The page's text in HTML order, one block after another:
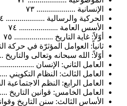
الإنسانية .................... ٧٣
الحركية والرسالية .................... ٧٤
الأسس العامة .................... ٧٤
أوّلاً: غاية التاريخ .................... ٧٥
ثانياً: العوامل المؤثرّة في حركة التاريخ
أوّلاً: الله سبحانه وتعالى والتاريخ
العامل الثاني: الإنسان .................... ٨٤
العامل الثالث: النظام التكويني
العامل الرابع: النظم الاجتماعية
العامل الخامس: قوانين التاريخ
الأساس الثالث: سنن التاريخ وقوانينه